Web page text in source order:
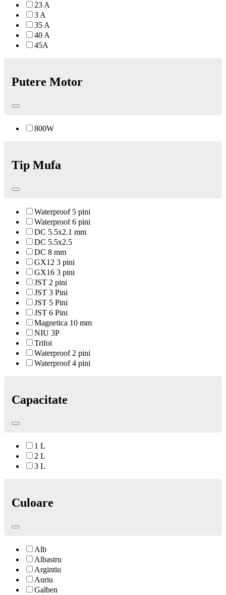
23 A
3 A
35 A
40 A
45A
Putere Motor
800W
Tip Mufa
Waterproof 5 pini
Waterproof 6 pini
DC 5.5x2.1 mm
DC 5.5x2.5
DC 8 mm
GX12 3 pini
GX16 3 pini
JST 2 pini
JST 3 Pini
JST 5 Pini
JST 6 Pini
Magnetica 10 mm
NIU 3P
Trifoi
Waterproof 2 pini
Waterproof 4 pini
Capacitate
1 L
2 L
3 L
Culoare
Alb
Albastru
Argintiu
Auriu
Galben